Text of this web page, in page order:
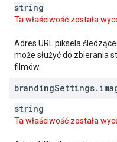
string
Ta właściwość została
Adres URL piksela
może służyć do zbierania
filmów.
brandingSettings.
string
Ta właściwość została